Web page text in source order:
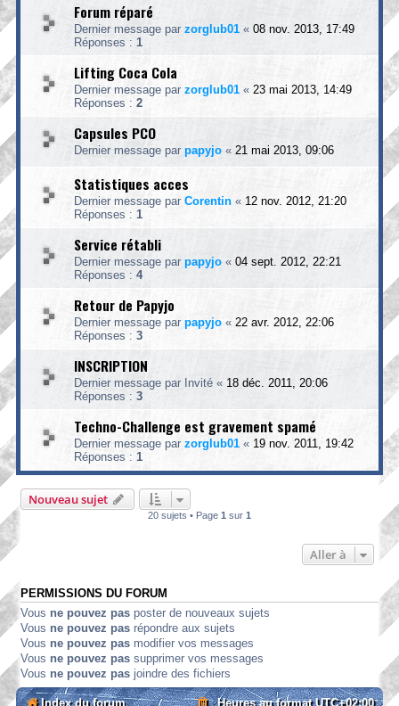
Forum réparé
Dernier message par zorglub01 « 08 nov. 2013, 17:49
Réponses : 1
Lifting Coca Cola
Dernier message par zorglub01 « 23 mai 2013, 14:49
Réponses : 2
Capsules PCO
Dernier message par papyjo « 21 mai 2013, 09:06
Statistiques acces
Dernier message par Corentin « 12 nov. 2012, 21:20
Réponses : 1
Service rétabli
Dernier message par papyjo « 04 sept. 2012, 22:21
Réponses : 4
Retour de Papyjo
Dernier message par papyjo « 22 avr. 2012, 22:06
Réponses : 3
INSCRIPTION
Dernier message par Invité « 18 déc. 2011, 20:06
Réponses : 3
Techno-Challenge est gravement spamé
Dernier message par zorglub01 « 19 nov. 2011, 19:42
Réponses : 1
Nouveau sujet
20 sujets • Page 1 sur 1
Aller à
PERMISSIONS DU FORUM
Vous ne pouvez pas poster de nouveaux sujets
Vous ne pouvez pas répondre aux sujets
Vous ne pouvez pas modifier vos messages
Vous ne pouvez pas supprimer vos messages
Vous ne pouvez pas joindre des fichiers
Index du forum Heures au formatUTC+02:00